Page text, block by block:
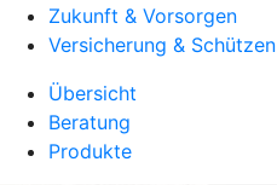
Zukunft & Vorsorgen
Versicherung & Schützen
Übersicht
Beratung
Produkte